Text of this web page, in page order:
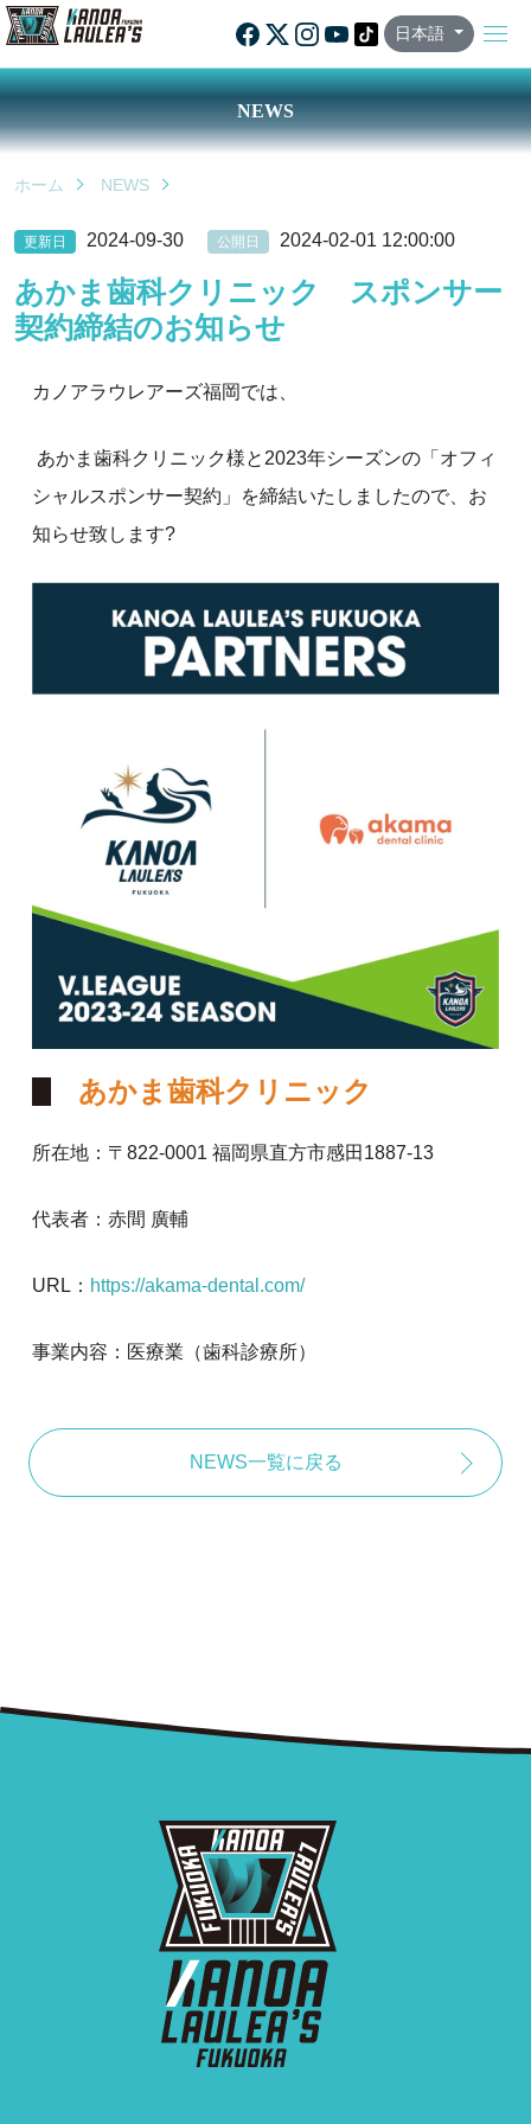
日本語
NEWS
ホーム NEWS
更新日 2024-09-30 公開日 2024-02-01 12:00:00
あかま歯科クリニック スポンサー
契約締結のお知らせ
カノアラウレアーズ福岡では、
あかま歯科クリニック様と2023年シーズンの「オフィ
シャルスポンサー契約」を締結いたしましたので、お
知らせ致します?
あかま歯科クリニック
所在地：〒822-0001 福岡県直方市感田1887-13
代表者：赤間 廣輔
URL： https://akama-dental.com/
事業内容：医療業（歯科診療所）
NEWS一覧に戻る